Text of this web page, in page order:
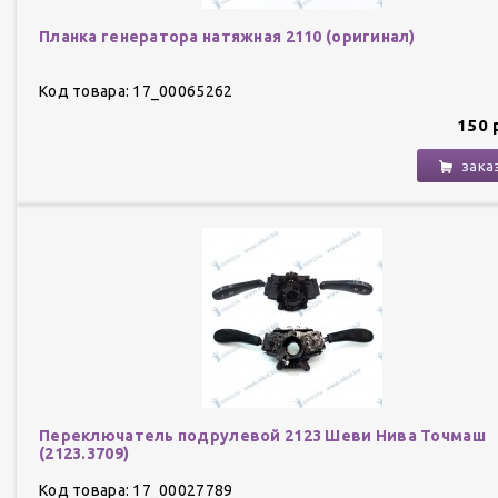
Планка генератора натяжная 2110 (оригинал)
Код товара: 17_00065262
150
Переключатель подрулевой 2123 Шеви Нива Точмаш
(2123.3709)
Код товара: 17_00027789